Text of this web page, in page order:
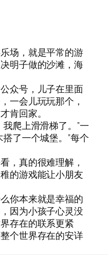
场，就是平常的游
明子做的沙滩，海
众号，儿子在里面
一会儿玩玩那个，
肯回家。
爬上滑滑梯了。”一
了一个城堡。”每个
，真的很难理解，
的游戏能让小朋友
你本来就是幸福的
因为小孩子心灵没
存在的联系更紧
个世界存在的安详